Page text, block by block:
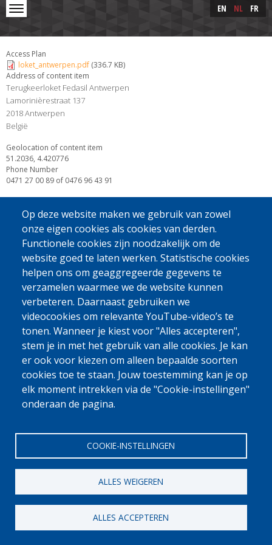
Skip
to
content
Skip to main content EN NL FR
Access Plan
loket_antwerpen.pdf (336.7 KB)
Address of content item
Terugkeerloket Fedasil Antwerpen
Lamorinièrestraat 137
2018Antwerpen
België
Geolocation of content item
51.2036, 4.420776
Phone Number
0471 27 00 89 of 0476 96 43 91
[Gratis Nummer]
0800 327 45
Cookieverklaring Privacy, copyright en disclaimer Cookie Settings
Op deze website maken we gebruik van zowel
onze eigen cookies als cookies van derden.
Functionele cookies zijn noodzakelijk om de
website goed te laten werken. Statistische cookies
helpen ons om geaggregeerde gegevens te
verzamelen waarmee we de website kunnen
verbeteren. Daarnaast gebruiken we
videocookies om relevante YouTube-video’s te
tonen. Wanneer je kiest voor "Alles accepteren",
stem je in met het gebruik van alle cookies. Je kan
er ook voor kiezen om alleen bepaalde soorten
cookies toe te staan. Jouw toestemming kan je op
elk moment intrekken via de "Cookie-instellingen"
onderaan de pagina.
COOKIE-INSTELLINGEN
ALLES WEIGEREN
ALLES ACCEPTEREN